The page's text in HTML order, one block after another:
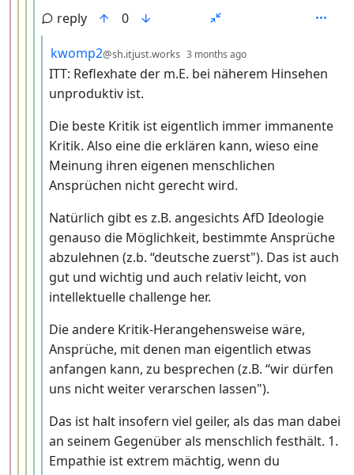
reply
0
by
kwomp2@sh.itjust.works 3 months ago
ITT: Reflexhate der m.E. bei näherem Hinsehen
unproduktiv ist.
Die beste Kritik ist eigentlich immer immanente
Kritik. Also eine die erklären kann, wieso eine
Meinung ihren eigenen menschlichen
Ansprüchen nicht gerecht wird.
Natürlich gibt es z.B. angesichts AfD Ideologie
genauso die Möglichkeit, bestimmte Ansprüche
abzulehnen (z.b. “deutsche zuerst"). Das ist auch
gut und wichtig und auch relativ leicht, von
intellektuelle challenge her.
Die andere Kritik-Herangehensweise wäre,
Ansprüche, mit denen man eigentlich etwas
anfangen kann, zu besprechen (z.B. “wir dürfen
uns nicht weiter verarschen lassen").
Das ist halt insofern viel geiler, als das man dabei
an seinem Gegenüber als menschlich festhält. 1.
Empathie ist extrem mächtig, wenn du